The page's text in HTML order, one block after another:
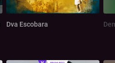
Dva Escobara